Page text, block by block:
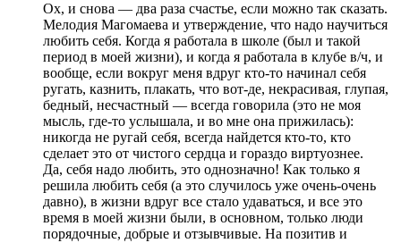
Ох, и снова — два раза счастье, если можно так сказать.
Мелодия Магомаева и утверждение, что надо научиться
любить себя. Когда я работала в школе (был и такой
период в моей жизни), и когда я работала в клубе в/ч, и
вообще, если вокруг меня вдруг кто-то начинал себя
ругать, казнить, плакать, что вот-де, некрасивая, глупая,
бедный, несчастный — всегда говорила (это не моя
мысль, где-то услышала, и во мне она прижилась):
никогда не ругай себя, всегда найдется кто-то, кто
сделает это от чистого сердца и гораздо виртуознее.
Да, себя надо любить, это однозначно! Как только я
решила любить себя (а это случилось уже очень-очень
давно), в жизни вдруг все стало удаваться, и все это
время в моей жизни были, в основном, только люди
порядочные, добрые и отзывчивые. На позитив и